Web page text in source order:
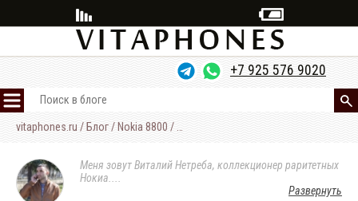
vitaphones.ru / Блог/ Nokia 8800 /
Меня зовут Виталий Нетреба, коллекционер раритетных
Нокиа.
Развернуть
+7 925 576 9020
Nokia
Nokia
8800